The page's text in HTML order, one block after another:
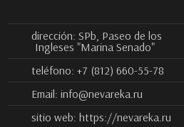
dirección:SPb, Paseo de los
Ingleses "Marina Senado"
teléfono:+7 (812) 660-55-78
Email:info@nevareka.ru
sitio web:https://nevareka.ru